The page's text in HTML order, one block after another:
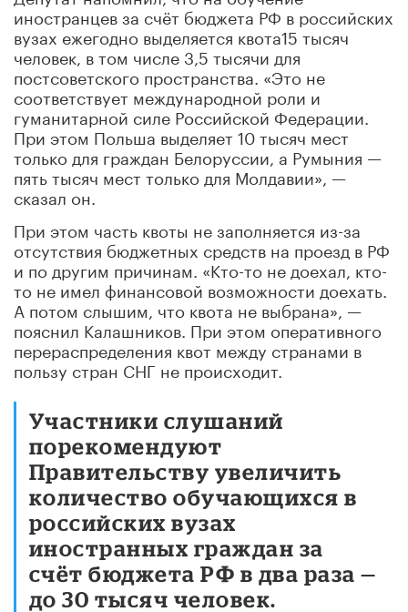
иностранцев за счёт бюджета РФ в российских
вузах ежегодно выделяется квота15 тысяч
человек, в том числе 3,5 тысячи для
постсоветского пространства. «Это не
соответствует международной роли и
гуманитарной силе Российской Федерации.
При этом Польша выделяет 10 тысяч мест
только для граждан Белоруссии, а Румыния —
пять тысяч мест только для Молдавии», —
сказал он.
При этом часть квоты не заполняется из-за
отсутствия бюджетных средств на проезд в РФ
и по другим причинам. «Кто-то не доехал, кто-
то не имел финансовой возможности доехать.
А потом слышим, что квота не выбрана», —
пояснил Калашников. При этом оперативного
перераспределения квот между странами в
пользу стран СНГ не происходит.
Участники слушаний
порекомендуют
Правительству увеличить
количество обучающихся в
российских вузах
иностранных граждан за
счёт бюджета РФ в два раза —
до 30 тысяч человек.